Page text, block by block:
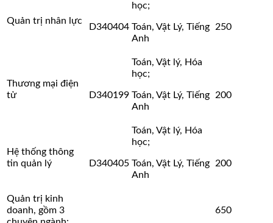
Quản trị nhân lực
D340404
học;
Toán, Vật Lý, Tiếng
Anh
250
Thương mại điện
tử
D340199
Toán, Vật lý, Hóa
học;
Toán, Vật Lý, Tiếng
Anh
200
Hệ thống thông
tin quản lý
D340405
Toán, Vật lý, Hóa
học;
Toán, Vật Lý, Tiếng
Anh
200
Quản trị kinh
doanh, gồm 3
650